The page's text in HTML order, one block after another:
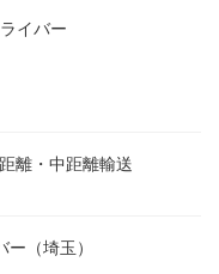
イバー
離・中距離輸送
（埼玉）